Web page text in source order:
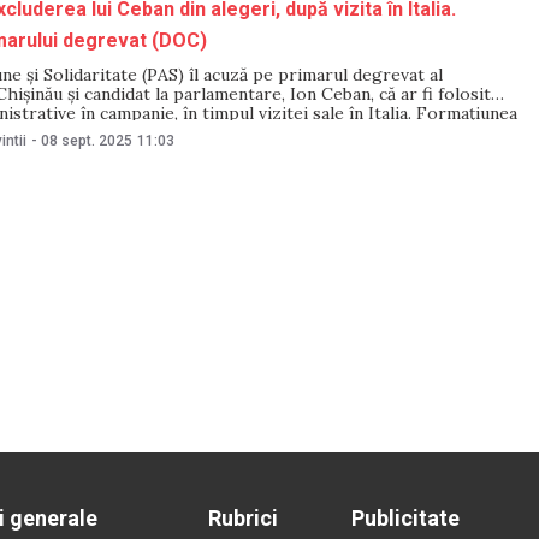
lui Ceban din alegeri, după vizita în Italia.
degrevat (DOC)
și Solidaritate (PAS) îl acuză pe primarul degrevat al
și candidat la parlamentare, Ion Ceban, că ar fi folosit
în campanie, în timpul vizitei sale în Italia. Formațiunea
o contestație la CEC și cere sancțiuni ce pot ajunge inclusiv
- 08 sept. 2025 11:03
generale Rubrici Publicitate